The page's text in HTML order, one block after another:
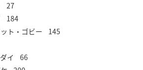
27
184
ト・ゴビー 145
ダイ 66